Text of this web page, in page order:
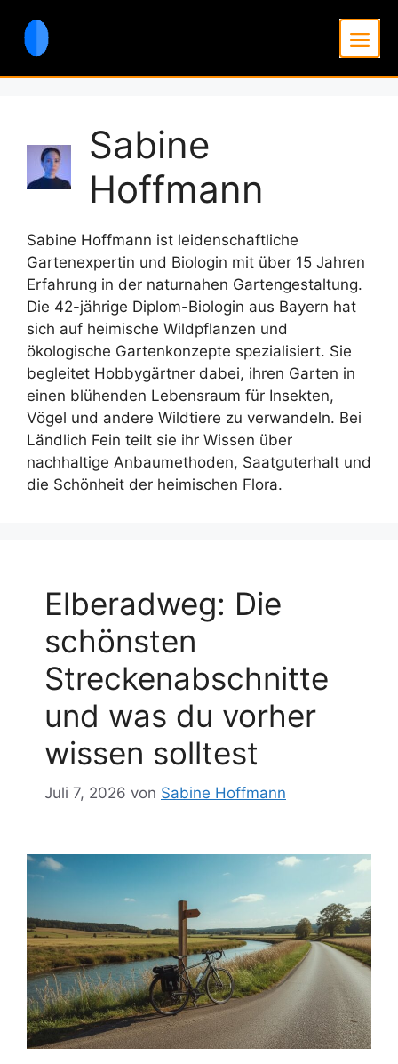
Inhalt
springen
Sabine
Hoffmann
Sabine Hoffmann ist leidenschaftliche
Gartenexpertin und Biologin mit über 15 Jahren
Erfahrung in der naturnahen Gartengestaltung.
Die 42-jährige Diplom-Biologin aus Bayern hat
sich auf heimische Wildpflanzen und
ökologische Gartenkonzepte spezialisiert. Sie
begleitet Hobbygärtner dabei, ihren Garten in
einen blühenden Lebensraum für Insekten,
Vögel und andere Wildtiere zu verwandeln. Bei
Ländlich Fein teilt sie ihr Wissen über
nachhaltige Anbaumethoden, Saatguterhalt und
die Schönheit der heimischen Flora.
Elberadweg: Die
schönsten
Streckenabschnitte
und was du vorher
wissen solltest
Juli 7, 2026 von Sabine Hoffmann